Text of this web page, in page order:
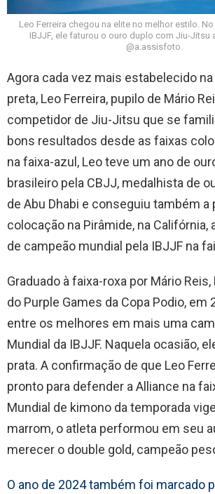
Leo Ferreira chegou na elite no melhor estilo.
IBJJF, ele faturou o ouro duplo com Jiu-Jitsu
@a.assisfoto
Agora cada vez mais estabelecido
preta, Leo Ferreira, pupilo de Mário
competidor de Jiu-Jitsu que se
bons resultados desde as faixas
na faixa-azul, Leo teve um ano de
brasileiro pela CBJJ, medalhista de
de Abu Dhabi e conseguiu também a
colocação na Pirâmide, na Califórnia,
de campeão mundial pela IBJJF na
Graduado à faixa-roxa por Mário
do Purple Games da Copa Podio, em
entre os melhores em mais uma
Mundial da IBJJF. Naquela ocasião,
prata. A confirmação de que Leo
pronto para defender a Alliance na
Mundial de kimono da temporada
marrom, o atleta performou em seu
merecer o double gold, campeão
O ano de 2024 também foi marcado